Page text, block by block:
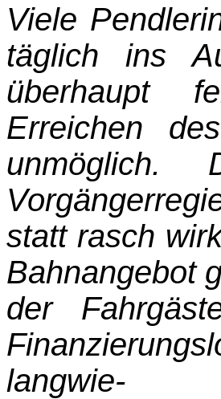
Viele
täglich ins
überhaupt
Erreichen
unmöglich.
statt rasch
Bahnangebot
der
langwie-